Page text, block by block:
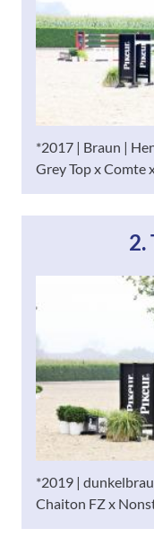
*2017 | Braun |
Grey Top x Comte
2.
*2019 |
Chaiton FZ x